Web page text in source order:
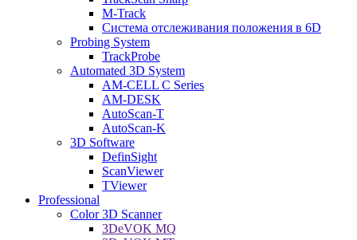
M-Track
Система отслеживания положения в 6D
Probing System
TrackProbe
Automated 3D System
AM-CELL C Series
AM-DESK
AutoScan-T
AutoScan-K
3D Software
DefinSight
ScanViewer
TViewer
Professional
Color 3D Scanner
3DeVOK MQ